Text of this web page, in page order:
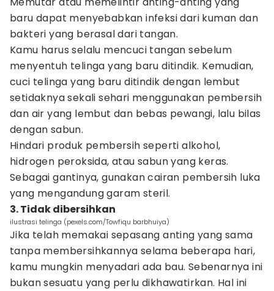
baru dapat menyebabkan infeksi dari kuman dan
bakteri yang berasal dari tangan.
Kamu harus selalu mencuci tangan sebelum
menyentuh telinga yang baru ditindik. Kemudian,
cuci telinga yang baru ditindik dengan lembut
setidaknya sekali sehari menggunakan pembersih
dan air yang lembut dan bebas pewangi, lalu bilas
dengan sabun.
Hindari produk pembersih seperti alkohol,
hidrogen peroksida, atau sabun yang keras.
Sebagai gantinya, gunakan cairan pembersih luka
yang mengandung garam steril.
3. Tidak dibersihkan
ilustrasi telinga (pexels.com/Towfiqu barbhuiya)
Jika telah memakai sepasang anting yang sama
tanpa membersihkannya selama beberapa hari,
kamu mungkin menyadari ada bau. Sebenarnya ini
bukan sesuatu yang perlu dikhawatirkan. Hal ini